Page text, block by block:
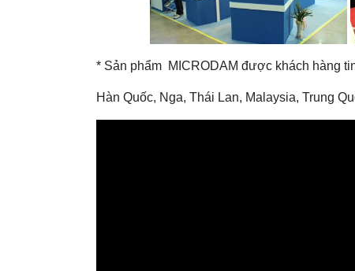
* Sản phẩm MICRODAM được khách hàng
Hàn Quốc, Nga, Thái Lan, Malaysia, Trung